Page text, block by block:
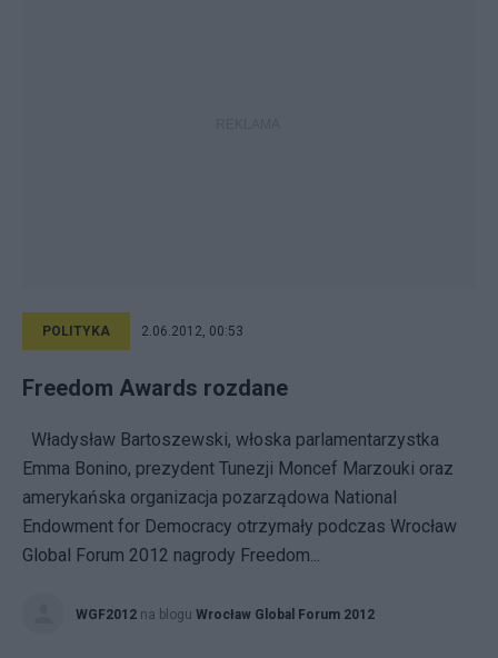
POLITYKA 2.06.2012, 00:53
Freedom Awards rozdane
Władysław Bartoszewski, włoska parlamentarzystka
Emma Bonino, prezydent Tunezji Moncef Marzouki oraz
amerykańska organizacja pozarządowa National
Endowment for Democracy otrzymały podczas Wrocław
Global Forum 2012 nagrody Freedom...
WGF2012 na blogu Wrocław Global Forum 2012